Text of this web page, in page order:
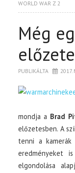
WORLD WAR Z 2
Még
PUBLIKÁLTA 2017.
mondja a Brad
előzetesben. A
tenni a
eredményeket
elgondolása